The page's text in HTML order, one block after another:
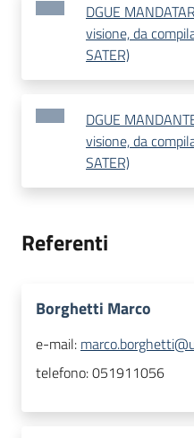
DGUE
visione, da
SATER)
DGUE
visione, da
SATER)
Referenti
Borghetti Marco
e-mail:
telefono:051911056